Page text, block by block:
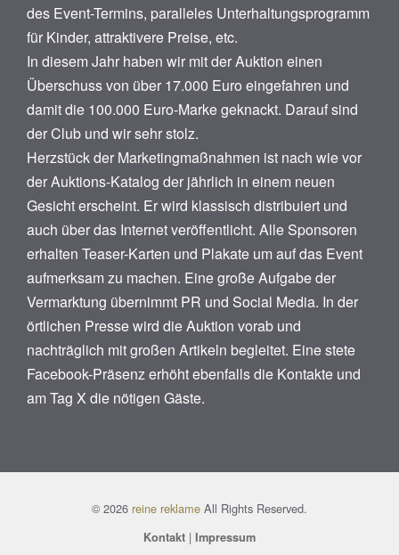
des Event-Termins, paralleles Unterhaltungsprogramm
für Kinder, attraktivere Preise, etc.
In diesem Jahr haben wir mit der Auktion einen
Überschuss von über 17.000 Euro eingefahren und
damit die 100.000 Euro-Marke geknackt. Darauf sind
der Club und wir sehr stolz.
Herzstück der Marketingmaßnahmen ist nach wie vor
der Auktions-Katalog der jährlich in einem neuen
Gesicht erscheint. Er wird klassisch distribuiert und
auch über das Internet veröffentlicht. Alle Sponsoren
erhalten Teaser-Karten und Plakate um auf das Event
aufmerksam zu machen. Eine große Aufgabe der
Vermarktung übernimmt PR und Social Media. In der
örtlichen Presse wird die Auktion vorab und
nachträglich mit großen Artikeln begleitet. Eine stete
Facebook-Präsenz erhöht ebenfalls die Kontakte und
am Tag X die nötigen Gäste.
© 2026 reine reklame All Rights Reserved.
Kontakt | Impressum